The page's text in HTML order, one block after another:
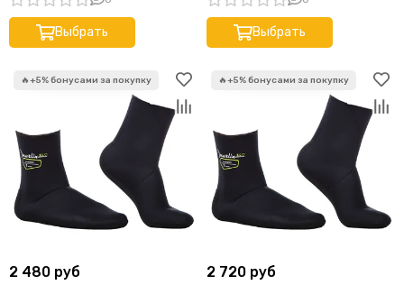
YUPARD
PATHOS
SCORPENA
SEAC
IMERSION
CRESSI
ДайвМир
Выбрать Выбрать
2 480 руб 2 720 руб